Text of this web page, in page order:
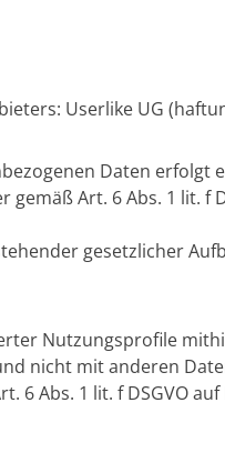
Userlike UG
Daten erfolgt
Art. 6 Abs. 1 lit. f
gesetzlicher
Nutzungsprofile
nicht mit anderen
6 Abs. 1 lit. f DSGVO